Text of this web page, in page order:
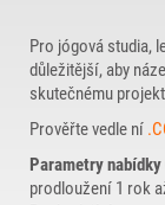
Pro jógová studia,
důležitější, aby
skutečnému
Prověřte vedle ní
Parametry nabídky
prodloužení 1 rok